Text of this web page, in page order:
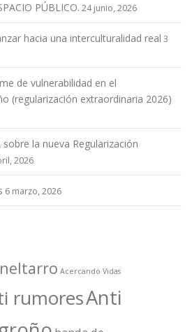
PÚBLICO. 24 junio, 2026
hacia una interculturalidad real 3
de vulnerabilidad en el
(regularización extraordinaria 2026)
la nueva Regularización
2026
6 marzo, 2026
Acercando Vidas
rumoresAnti